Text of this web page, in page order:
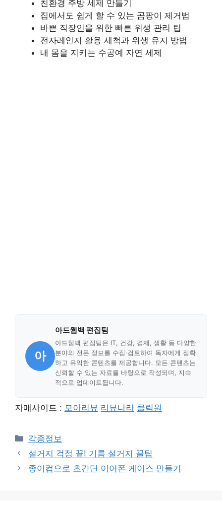
친환경 주방 세제 만들기
집에서도 쉽게 할 수 있는 곰팡이 제거법
바쁜 직장인을 위한 빠른 위생 관리 팁
전자레인지 활용 세척과 위생 유지 방법
내 몸을 지키는 수공예 자연 세제
아
아드웹백 편집팀
아드웹백 편집팀은 IT, 건강, 경제, 생활 등 다양한
분야의 전문 정보를 수집·검토하여 독자에게 정확
하고 유익한 콘텐츠를 제공합니다. 모든 콘텐츠는
신뢰할 수 있는 자료를 바탕으로 작성되며, 지속
적으로 업데이트됩니다.
자매사이트 : 모아리뷰 리뷰나라 클릭원
Categories
각종정보
설거지 걱정 끝! 기름 설거지 꿀팁
종이컵으로 초간단 이어폰 케이스 만들기